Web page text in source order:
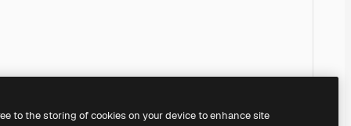
to the storing of cookies on your device to enhance site